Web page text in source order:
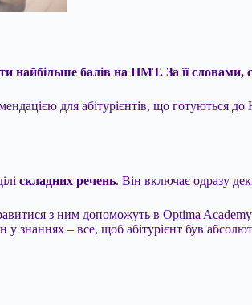
балів на НМТ. За її словами,
для абітурієнтів, що готуються
складних речень. Він включає одразу
з ним допоможуть в Optima
у знаннях – все, щоб абітурієнт був